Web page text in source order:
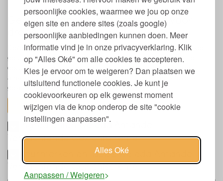
persoonlijke cookies, waarmee we jou op onze
eigen site en andere sites (zoals google)
persoonlijke aanbiedingen kunnen doen. Meer
informatie vind je in onze privacyverklaring. Klik
op "Alles Oké" om alle cookies te accepteren.
Kies je ervoor om te weigeren? Dan plaatsen we
uitsluitend functionele cookies. Je kunt je
cookievoorkeuren op elk gewenst moment
wijzigen via de knop onderop de site "cookie
instellingen aanpassen".
Alles Oké
Aanpassen / Weigeren
Gebruik amandel gezichtscrème voor
droge en gevoelige huid
Deze gezichtscrème kan zowel als dag- en nachtcrème worden
gebruikt. Breng de crème aan op het gezicht, de hals en het
decolleté na het reinigen van de huid, bijvoorbeeld met de
amandel reinigingsmelk uit dezelfde lijn. De crème is tevens
geschikt als basis voor make-up.
toon alles
Ingrediënten Weleda Amandel
Verzachtende Gezichtscreme
Keurmerken en labels Weleda Amandel
Verzachtende Gezichtscrème